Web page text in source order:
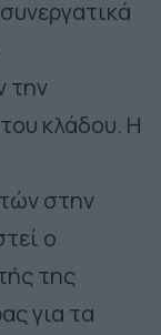
την
κλάδου. Η
στην
ο
της
για τα